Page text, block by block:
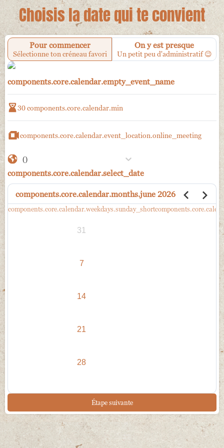
Choisis la date qui te convient
Pour commencer
Sélectionne ton créneau favori
On y est presque
Un petit peu d'administratif 😉
components.core.calendar.empty_event_name
30components.core.calendar.min
components.core.calendar.event_location.online_meeting
()
components.core.calendar.select_date
components.core.calendar.months.june 2026
components.core.calendar.weekdays.sunday_short
31
7
14
21
28
Étape suivante